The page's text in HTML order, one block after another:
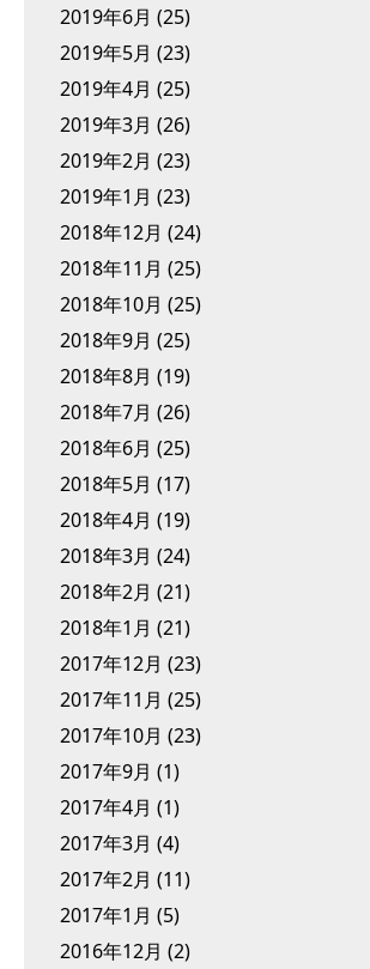
2019年6月 (25)
2019年5月 (23)
2019年4月 (25)
2019年3月 (26)
2019年2月 (23)
2019年1月 (23)
2018年12月 (24)
2018年11月 (25)
2018年10月 (25)
2018年9月 (25)
2018年8月 (19)
2018年7月 (26)
2018年6月 (25)
2018年5月 (17)
2018年4月 (19)
2018年3月 (24)
2018年2月 (21)
2018年1月 (21)
2017年12月 (23)
2017年11月 (25)
2017年10月 (23)
2017年9月 (1)
2017年4月 (1)
2017年3月 (4)
2017年2月 (11)
2017年1月 (5)
2016年12月 (2)